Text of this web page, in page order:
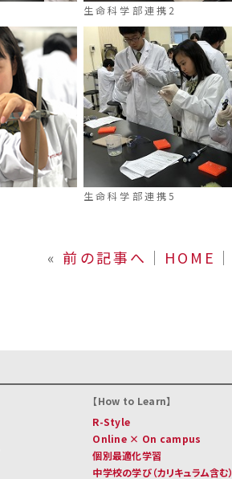
生命科学部連携2
生命科学部連携5
« 前の記事へ │ HOME │
How to Learn
R-Style
Online × On campus
個別最適化学習
中学校の学び（カリキュラム含む）